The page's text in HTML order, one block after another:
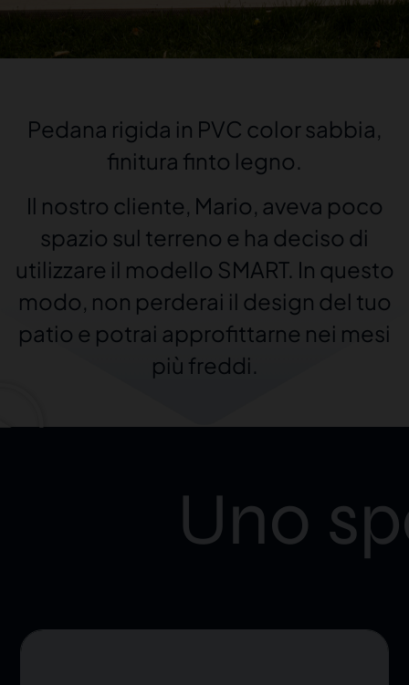
Pedana rigida in PVC color sabbia,
finitura finto legno.
Il nostro cliente, Mario, aveva poco
spazio sul terreno e ha deciso di
utilizzare il modello SMART. In questo
modo, non perderai il design del tuo
patio e potrai approfittarne nei mesi
più freddi.
Uno
Selecciona tu idioma de preferencia
Griego